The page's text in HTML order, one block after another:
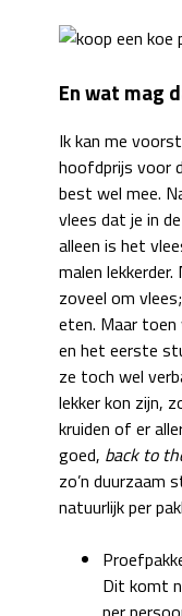
En wat mag
Ik kan me
hoofdprijs voor
best wel mee.
vlees dat je in
alleen is het
malen
zoveel om
eten. Maar
en het eerste
ze toch wel
lekker kon zijn,
kruiden of er
goed, back to
zo’n duurzaam
natuurlijk per
Dit komt